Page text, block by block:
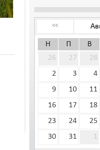
<<
Н П В
26
27 28
2
3 4
9
10 11
16
17 18
23
24 25
30
31 1